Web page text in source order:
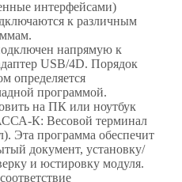
интерфейсами)
к различным
напрямую к
USB/4D. Порядок
определяется
программой.
на ПК или ноутбук
К: Весовой терминал
Эта программа обеспечит
документ, установку/
и юстировку модуля.